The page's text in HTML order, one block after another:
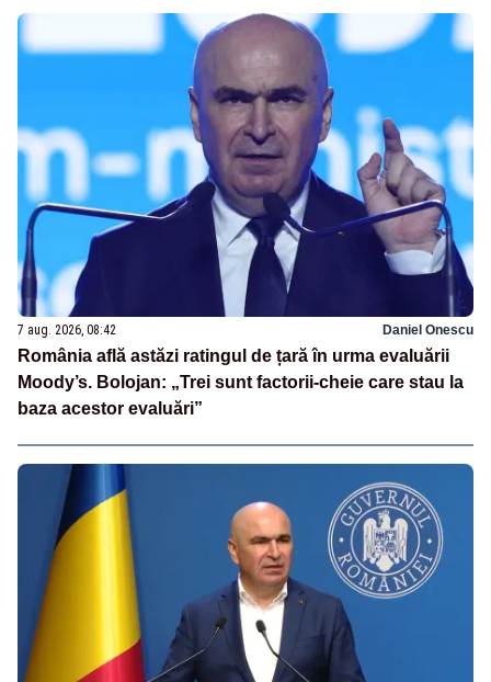
7 aug. 2026, 08:42 Daniel Onescu
România află astăzi ratingul de țară în urma evaluării
Moody’s. Bolojan: „Trei sunt factorii-cheie care stau la
baza acestor evaluări”